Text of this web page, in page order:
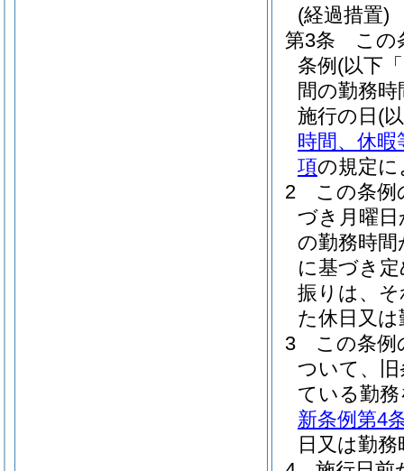
(経過措置)
第3条
この
条例 (以下
間の勤務
施行の日 (
時間、休
項の規定
2
この条例
づき月曜
の勤務時
に基づき
振りは、
た休日又
3
この条例
ついて、
ている勤
新条例第4
日又は勤